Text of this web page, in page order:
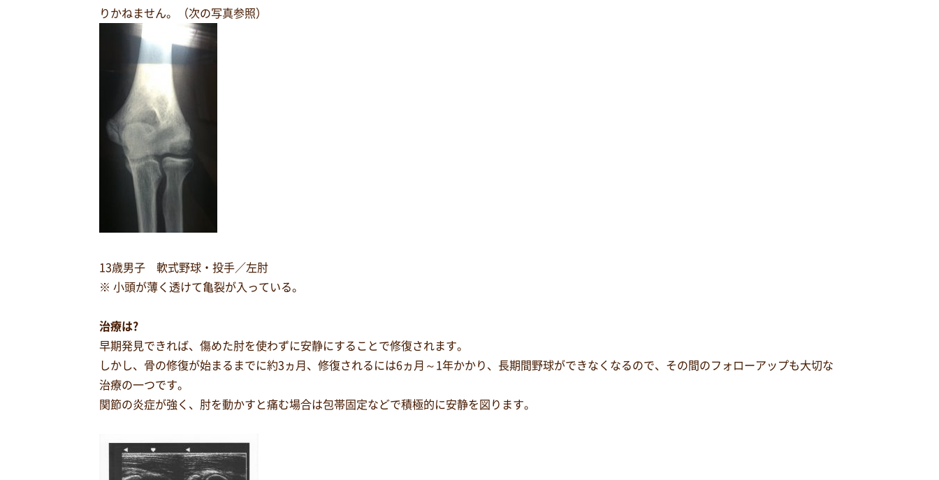
りかねません。（次の写真参照）
13歳男子 軟式野球・投手／左肘
※ 小頭が薄く透けて亀裂が入っている。
治療は?
早期発見できれば、傷めた肘を使わずに安静にすることで修復されます。
しかし、骨の修復が始まるまでに約3ヵ月、修復されるには6ヵ月～1年かかり、長期間野球ができなくなるので、その間のフォローアップも大切な
治療の一つです。
関節の炎症が強く、肘を動かすと痛む場合は包帯固定などで積極的に安静を図ります。